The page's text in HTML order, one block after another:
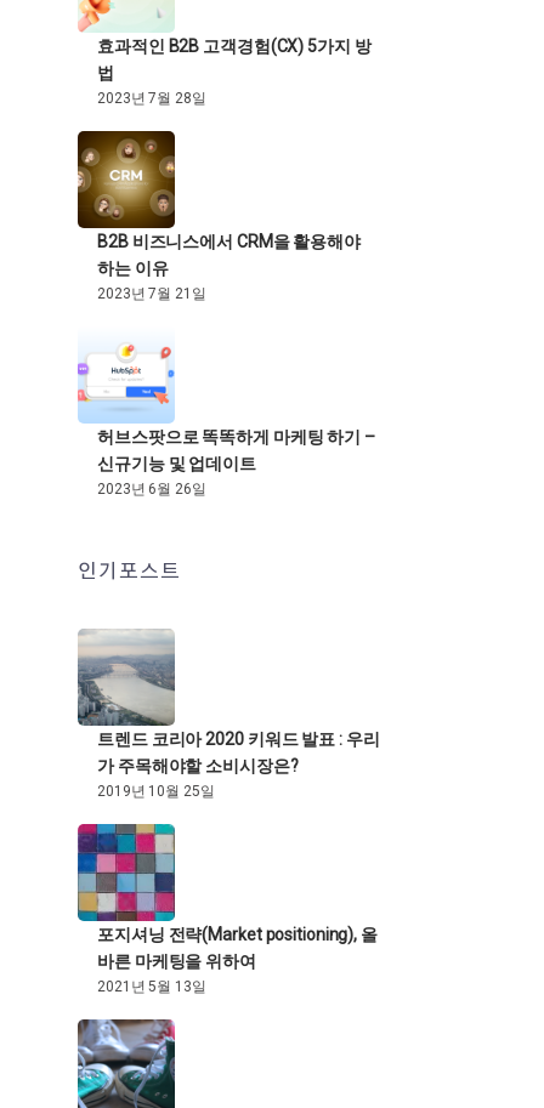
효과적인 B2B 고객경험(CX) 5가지 방
법
2023년 7월 28일
B2B 비즈니스에서 CRM을 활용해야
하는 이유
2023년 7월 21일
허브스팟으로 똑똑하게 마케팅 하기 –
신규기능 및 업데이트
2023년 6월 26일
인기포스트
트렌드 코리아 2020 키워드 발표 : 우리
가 주목해야할 소비시장은?
2019년 10월 25일
포지셔닝 전략(Market positioning), 올
바른 마케팅을 위하여
2021년 5월 13일